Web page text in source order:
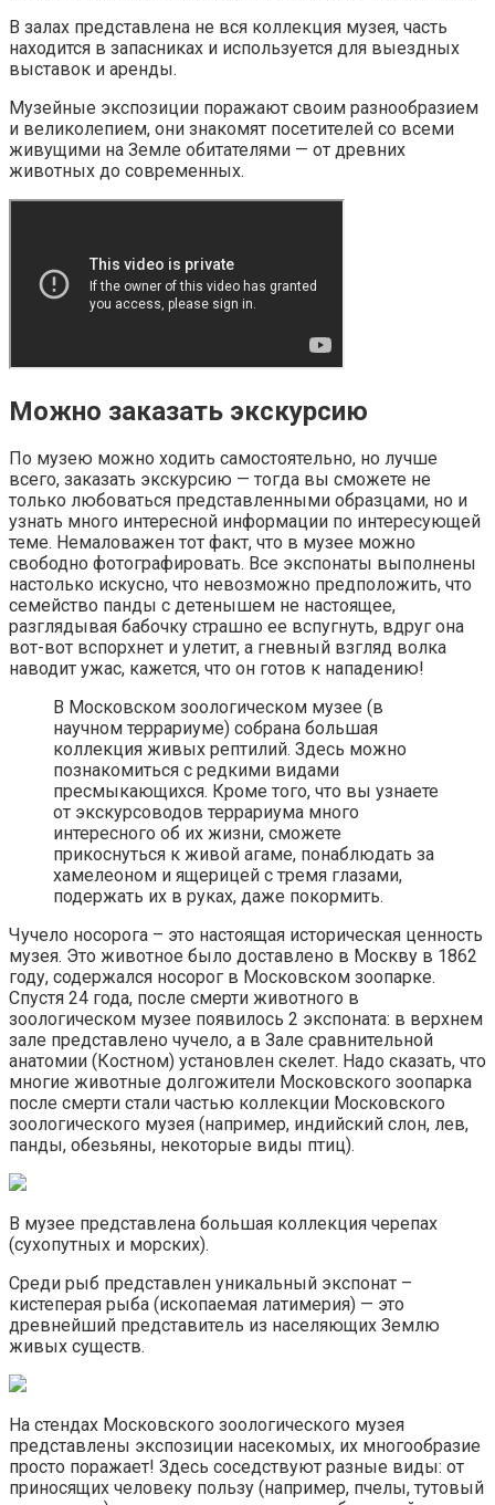
В залах представлена не вся коллекция музея, часть
находится в запасниках и используется для выездных
выставок и аренды.
Музейные экспозиции поражают своим разнообразием
и великолепием, они знакомят посетителей со всеми
живущими на Земле обитателями — от древних
животных до современных.
Можно заказать экскурсию
По музею можно ходить самостоятельно, но лучше
всего, заказать экскурсию — тогда вы сможете не
только любоваться представленными образцами, но и
узнать много интересной информации по интересующей
теме. Немаловажен тот факт, что в музее можно
свободно фотографировать. Все экспонаты выполнены
настолько искусно, что невозможно предположить, что
семейство панды с детенышем не настоящее,
разглядывая бабочку страшно ее вспугнуть, вдруг она
вот-вот вспорхнет и улетит, а гневный взгляд волка
наводит ужас, кажется, что он готов к нападению!
В Московском зоологическом музее (в
научном террариуме) собрана большая
коллекция живых рептилий. Здесь можно
познакомиться с редкими видами
пресмыкающихся. Кроме того, что вы узнаете
от экскурсоводов террариума много
интересного об их жизни, сможете
прикоснуться к живой агаме, понаблюдать за
хамелеоном и ящерицей с тремя глазами,
подержать их в руках, даже покормить.
Чучело носорога – это настоящая историческая ценность
музея. Это животное было доставлено в Москву в 1862
году, содержался носорог в Московском зоопарке.
Спустя 24 года, после смерти животного в
зоологическом музее появилось 2 экспоната: в верхнем
зале представлено чучело, а в Зале сравнительной
анатомии (Костном) установлен скелет. Надо сказать, что
многие животные долгожители Московского зоопарка
после смерти стали частью коллекции Московского
зоологического музея (например, индийский слон, лев,
панды, обезьяны, некоторые виды птиц).
В музее представлена большая коллекция черепах
(сухопутных и морских).
Среди рыб представлен уникальный экспонат –
кистеперая рыба (ископаемая латимерия) — это
древнейший представитель из населяющих Землю
живых существ.
На стендах Московского зоологического музея
представлены экспозиции насекомых, их многообразие
просто поражает! Здесь соседствуют разные виды: от
приносящих человеку пользу (например, пчелы, тутовый